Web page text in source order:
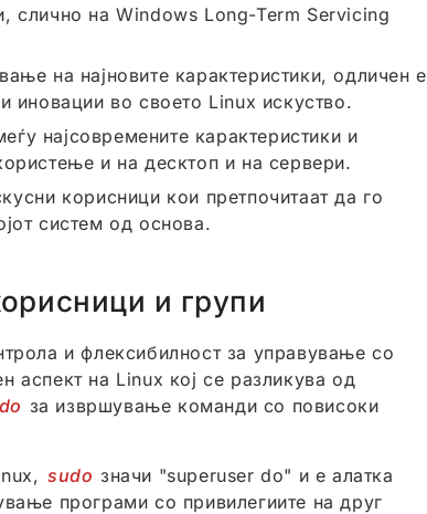
слично на Windows Long-Term Servicing
на најновите карактеристики, одличен е
иновации во своето Linux искуство.
најсовремените карактеристики и
и на десктоп и на сервери.
корисници кои претпочитаат да го
систем од основа.
и групи
и флексибилност за управување со
аспект на Linux кој се разликува од
за извршување команди со повисоки
sudo значи "superuser do" и е алатка
програми со привилегиите на друг